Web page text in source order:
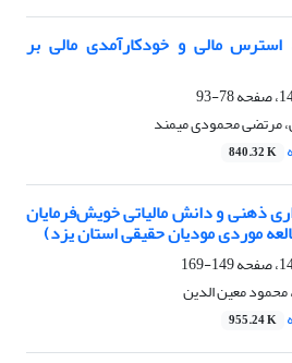
استرس مالی و خودکارآمدی مالی بر
78-93
مرتضی محمودی میمند
840.32 K
ذهنی و دانش مالیاتی خویش‌فرمایان
موردی مودیان حقیقی استان یزد)
149-169
معین الدین
955.24 K